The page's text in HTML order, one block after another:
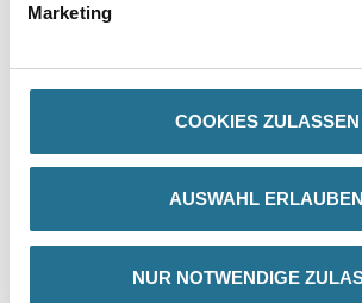
Marketing
COOKIES ZULASSEN
AUSWAHL ERLAUBEN
NUR NOTWENDIGE
- Polyethylen-Folie
GEFAHRENHINWEISE